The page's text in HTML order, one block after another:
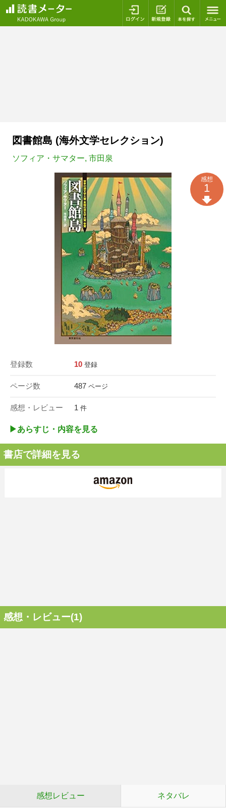
ログイン 新規登録
図書館島 (海外文学セレクション)
ソフィア・サマター, 市田泉
登録数 10 登録
ページ数 487 ページ
感想・レビュー 1 件
感想
1
▶︎あらすじ・内容を見る
書店で詳細を見る
感想・レビュー(1)
感想レビュー ネタバレ